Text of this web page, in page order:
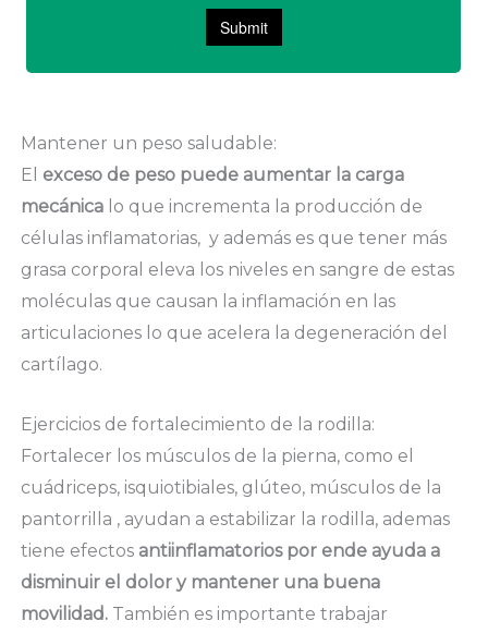
Mantener un peso saludable:
El exceso de peso puede aumentar la carga
mecánica lo que incrementa la producción de
células inflamatorias, y además es que tener más
grasa corporal eleva los niveles en sangre de estas
moléculas que causan la inflamación en las
articulaciones lo que acelera la degeneración del
cartílago.
Ejercicios de fortalecimiento de la rodilla:
Fortalecer los músculos de la pierna, como el
cuádriceps, isquiotibiales, glúteo, músculos de la
pantorrilla , ayudan a estabilizar la rodilla, ademas
tiene efectos antiinflamatorios por ende ayuda a
disminuir el dolor y mantener una buena
movilidad. También es importante trabajar